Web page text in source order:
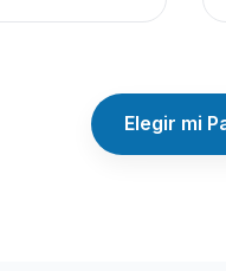
Elegir mi